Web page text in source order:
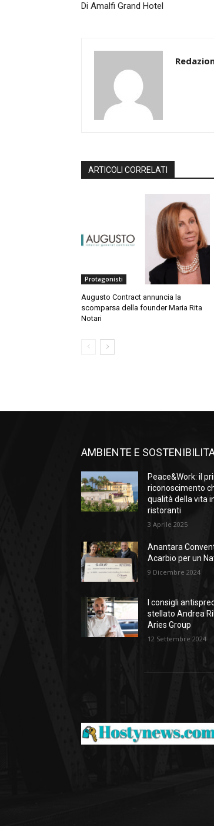
Di Amalfi Grand Hotel
ARTICOLI CORRELATI
Protagonisti
Augusto Contract annuncia la
scomparsa della founder Maria Rita
Notari
AMBIENTE E
Peace&Work: il
riconoscimento
qualità della vita
ristoranti
3 Aprile 2025
Anantara
Acarbio per un
9 Dicembre 2024
I consigli
stellato Andrea
Aries Group
12 Settembre 2024